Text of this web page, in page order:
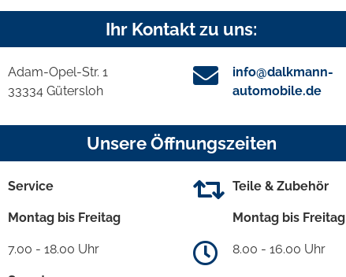
Ihr Kontakt zu uns:
Adam-Opel-Str. 1
33334 Gütersloh
info@dalkmann-
automobile.de
Unsere Öffnungszeiten
Service
Montag bis Freitag
7.00 - 18.00 Uhr
Teile & Zubehör
Montag bis Freitag
8.00 - 16.00 Uhr